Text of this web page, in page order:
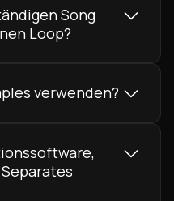
Song
Loop?
verwenden?